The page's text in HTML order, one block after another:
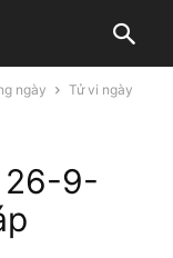
ngày
Tử vi ngày
26-9-